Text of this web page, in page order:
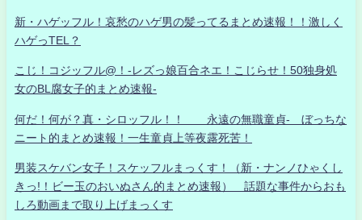
新・ハゲッフル！哀愁のハゲ男の髪ってるまとめ速報！！激しく
ハゲっTEL？
こじ！コジッフル@！-レズっ娘百合ネエ！こじらせ！50独身処
女のBL腐女子的まとめ速報-
何だ！何が？真・シロッフル！！ 永遠の無職童貞- ぼっちな
ニート的まとめ速報！一生童貞上等夜露死苦！
男装スケバン女子！スケッフルまっくす！（新・ナンノひゃくし
きっ!！ビー玉のおいぬさん的まとめ速報） 話題な事件からおも
しろ動画まで取り上げまっくす